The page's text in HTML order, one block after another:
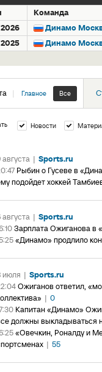
Команда
Динамо
Динамо
| Главное Все
Новости
августа | Sports.ru
Рыбин о Гусеве в
подойдет хоккей
августа | Sports.ru
Зарплата Ожиганова в
«Динамо» продлило
июля | Sports.ru
Ожиганов ответил,
| 0
Капитан «Динамо»
должны выкладываться
«Овечкин, Роналду и
| 55